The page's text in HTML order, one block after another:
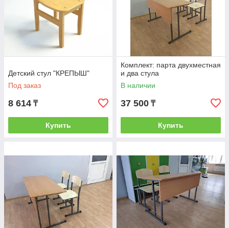
Детский стул "КРЕПЫШ"
Под заказ
8 614 ₸
Купить
Комплект: парта двухместная
и два стула
В наличии
37 500 ₸
Купить